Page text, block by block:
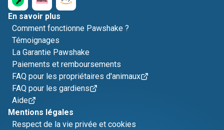
En savoir plus
Comment fonctionne Pawshake ?
Témoignages
La Garantie Pawshake
Paiements et remboursements
FAQ pour les propriétaires d'animaux
FAQ pour les gardiens
Aide
Mentions légales
Respect de la vie privée et cookies